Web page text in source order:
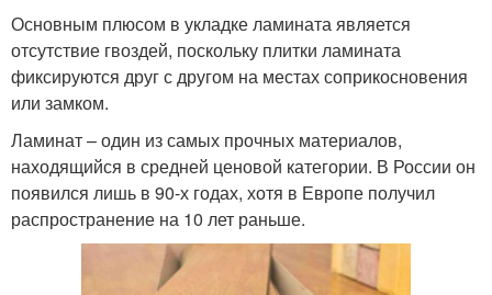
Основным плюсом в укладке ламината является
отсутствие гвоздей, поскольку плитки ламината
фиксируются друг с другом на местах соприкосновения
или замком.
Ламинат – один из самых прочных материалов,
находящийся в средней ценовой категории. В России он
появился лишь в 90-х годах, хотя в Европе получил
распространение на 10 лет раньше.